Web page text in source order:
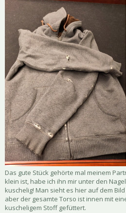
Das gute Stück gehörte mal meinem
klein ist, habe ich ihn mir unter den
kuschelig! Man sieht es hier auf dem
aber der gesamte Torso ist innen mit
kuscheligem Stoff gefüttert.